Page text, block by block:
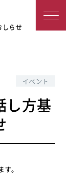
座開
らせ
イベント
方基
。